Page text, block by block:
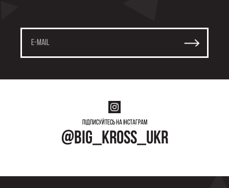
Підписуйтесь на інстаграм
@big_kross_ukr